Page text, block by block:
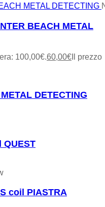
BEACH METAL
100,00€.60,00€ Il prezzo
DETECTING
QUEST
coil PIASTRA